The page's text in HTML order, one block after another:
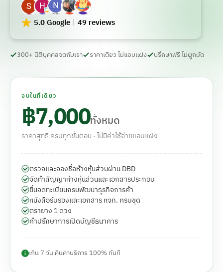
5.0 Google 49 reviews
300+ นิติบุคคลจดกับเรา ราคาเดียว ไม่แอบแฝง ปรึกษาฟรี ไม่ผูกมัด
จบในที่เดียว
฿7,000ทั้งหมด
ราคาสุทธิ ครบทุกขั้นตอน · ไม่มีค่าใช้จ่ายแอบแฝง
ตรวจและจองชื่อห้างหุ้นส่วนผ่าน DBD
จัดทำสัญญาห้างหุ้นส่วนและเอกสารประกอบ
ยื่นจดทะเบียนกรมพัฒนาธุรกิจการค้า
หนังสือรับรองและเอกสาร หจก. ครบชุด
ตรายาง 1 ดวง
คำปรึกษาการเปิดบัญชีธนาคาร
เกิน 7 วัน คืนค่าบริการ 100% ทันที